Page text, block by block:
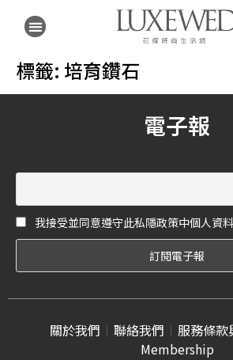
標籤: 培育鑽石
電子報
我接受並同意遵守此私隱政策中個人資
關於我們 聯絡我們
服務條款
Membership